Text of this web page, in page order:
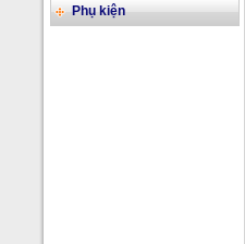
Phụ kiện